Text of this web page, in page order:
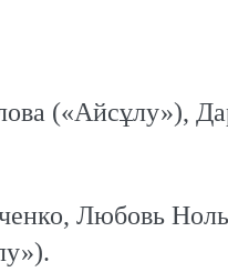
(«Айсұлу»),
Любовь